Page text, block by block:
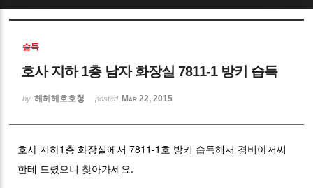
습득
호사 지하 1층 남자 화장실 7811-1 방키 습득
by 헤헤헤호호헣 posted Mar 22, 2015
호사 지하1층 화장실에서 7811-1호 방키 습득해서 경비아저씨
한테 드렸으니 찾아가세요.
Sketchbook5, 스케치북5
Sketchbook5, 스케치북5